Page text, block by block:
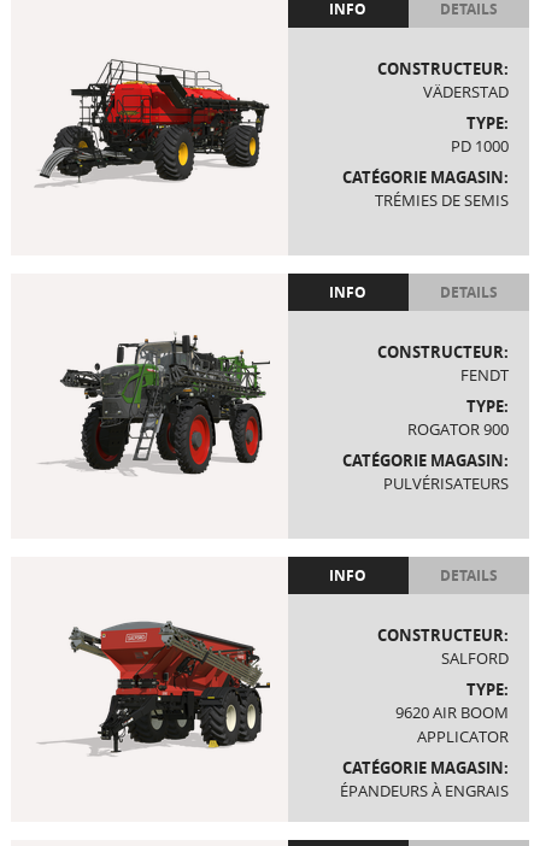
INFO DETAILS
CONSTRUCTEUR:
VÄDERSTAD
TYPE:
PD 1000
CATÉGORIE MAGASIN:
TRÉMIES DE SEMIS
INFO DETAILS
CONSTRUCTEUR:
FENDT
TYPE:
ROGATOR 900
CATÉGORIE MAGASIN:
PULVÉRISATEURS
INFO DETAILS
CONSTRUCTEUR:
SALFORD
TYPE:
9620 AIR BOOM
APPLICATOR
CATÉGORIE MAGASIN:
ÉPANDEURS À ENGRAIS